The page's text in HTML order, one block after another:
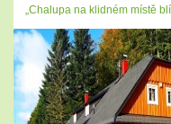
„Chalupa na klidném místě